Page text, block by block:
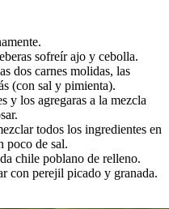
sofreír ajo y cebolla.
dos carnes molidas, las
(con sal y pimienta).
y los agregaras a la mezcla
todos los ingredientes en
poco de sal.
chile poblano de relleno.
con perejil picado y granada.